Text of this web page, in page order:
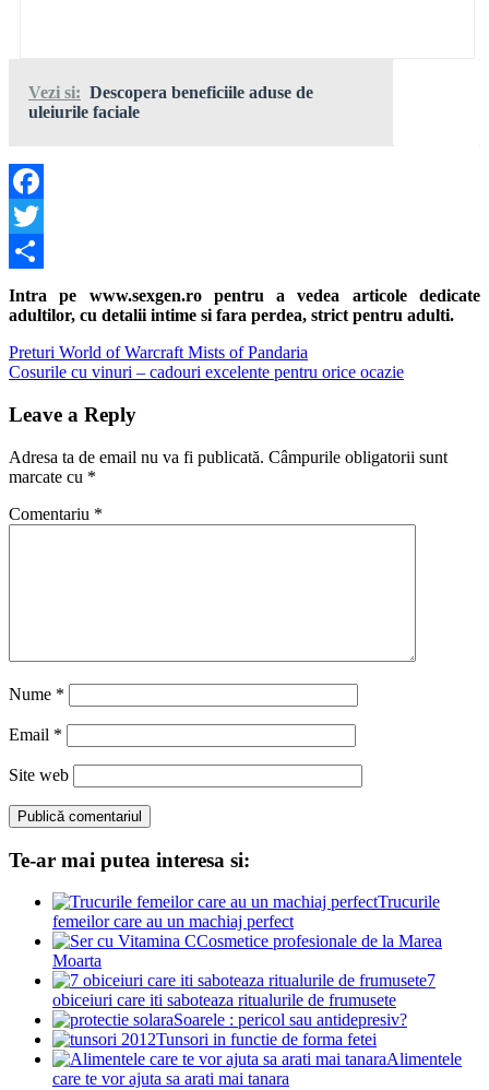
Vezi si: Descopera beneficiile aduse de
uleiurile faciale
Facebook
Twitter
Share
Intra pe www.sexgen.ro pentru a vedea articole dedicate
adultilor, cu detalii intime si fara perdea, strict pentru adulti.
Navigare
în
articole
Previous
Post:
Preturi World of Warcraft Mists of Pandaria
Next
Cosurile cu vinuri – cadouri excelente pentru orice ocazie
Leave a Reply
Adresa ta de email nu va fi publicată. Câmpurile obligatorii sunt
marcate cu *
Comentariu *
Nume *
Email *
Site web
Te-ar mai putea interesa si:
Trucurile
femeilor care au un machiaj perfect
Cosmetice profesionale de la Marea
Moarta
7
obiceiuri care iti saboteaza ritualurile de frumusete
Soarele : pericol sau antidepresiv?
Tunsori in functie de forma fetei
Alimentele
care te vor ajuta sa arati mai tanara